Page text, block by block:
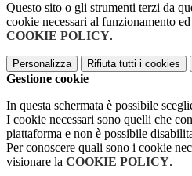
Questo sito o gli strumenti terzi da
cookie necessari al funzionamento
COOKIE POLICY.
Personalizza Rifiuta tutti i cookies
Gestione cookie
In questa schermata è possibile
I cookie necessari sono quelli che
piattaforma e non è possibile
Per conoscere quali sono i cookie
visionare la COOKIE POLICY.